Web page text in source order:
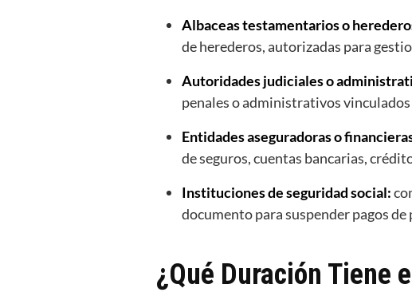
Albaceas testamentarios o
de herederos, autorizadas para
Autoridades judiciales o
penales o administrativos
Entidades aseguradoras o
de seguros, cuentas bancarias,
Instituciones de seguridad social:
documento para suspender pagos
¿Qué Duración Tiene